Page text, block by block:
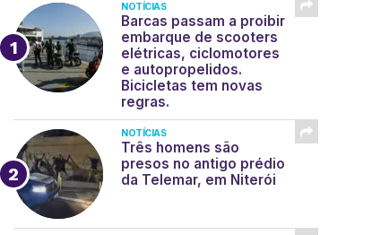
NOTÍCIAS
Barcas passam a proibir
embarque de scooters
elétricas, ciclomotores
e autopropelidos.
Bicicletas tem novas
regras.
NOTÍCIAS
Três homens são
presos no antigo prédio
da Telemar, em Niterói